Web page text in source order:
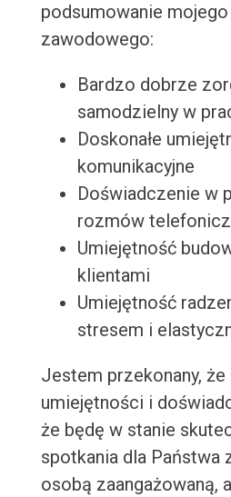
podsumowanie
zawodowego:
Bardzo dobrze
samodzielny w
Doskonałe
komunikacyjne
Doświadczenie w
rozmów
Umiejętność
klientami
Umiejętność
stresem i
Jestem przekonany, że
umiejętności i
że będę w stanie
spotkania dla Państwa
osobą zaangażowaną,